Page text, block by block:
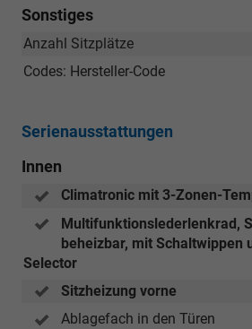
Sonstiges
Anzahl Sitzplätze
Codes: Hersteller-Code
Serienausstattungen
Innen
Climatronic mit 3-Zonen-
Multifunktionslederlenkrad,
beheizbar, mit Schaltwippen
Selector
Sitzheizung vorne
Ablagefach in den Türen